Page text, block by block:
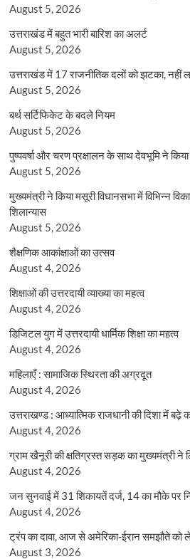
August 5, 2026
उत्तराखंड में बहुत भारी बारिश का अलर्ट
August 5, 2026
उत्तराखंड में 17 राजनीतिक दलों को झटका,
August 5, 2026
बर्थ सर्टिफिकेट के बदले नियम
August 5, 2026
पुष्पवर्षा और चरण प्रक्षालन के साथ देवभूमि ने
August 5, 2026
मुख्यमंत्री ने किया मसूरी विधानसभा में विभिन्न
शिलान्यास
August 5, 2026
शैक्षणिक आकांक्षाओं का उत्सव
August 4, 2026
शिक्षाओं की उत्तरदायी व्याख्या का महत्व
August 4, 2026
डिजिटल युग में उत्तरदायी धार्मिक शिक्षा का महत्व
August 4, 2026
महिलाएँ : सामाजिक स्थिरता की अग्रदूत
August 4, 2026
उत्तराखण्ड : आध्यात्मिक राजधानी की दिशा में बढ़े
August 4, 2026
ग्राम खैनूरी की क्षतिग्रस्त सड़क का मुख्यमंत्री ने
August 4, 2026
जन सुनवाई में 31 शिकायतें दर्ज, 14 का मौके पर
August 4, 2026
ट्रंप का दावा, आज से अमेरिका-ईरान समझौते को
August 3, 2026